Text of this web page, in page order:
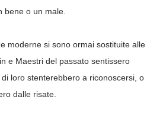
bene o un male.
moderne si sono ormai sostituite alle
e Maestri del passato sentissero
loro stenterebbero a riconoscersi, o
dalle risate.